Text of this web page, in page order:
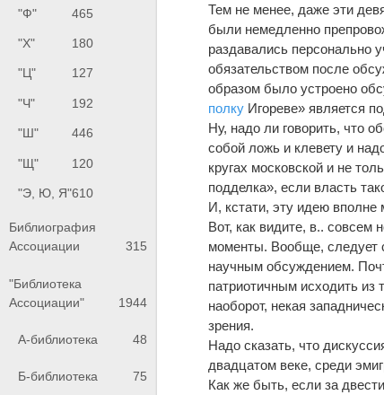
"Ф" 465
"Х" 180
"Ц" 127
"Ч" 192
"Ш" 446
"Щ" 120
"Э, Ю, Я"610
Библиография
Ассоциации
315
"Библиотека
Ассоциации"
1944
А-библиотека 48
Б-библиотека 75
Тем не менее, даже эти
были немедленно
раздавались персонально
обязательством после
образом было устроено
полку Игореве» является
Ну, надо ли говорить, что
собой ложь и клевету и
кругах московской и не
подделка», если власть
И, кстати, эту идею вполне
Вот, как видите, в.. совсем
моменты. Вообще, следует
научным обсуждением.
патриотичным исходить из
наоборот, некая
зрения.
Надо сказать, что
двадцатом веке, среди
Как же быть, если за